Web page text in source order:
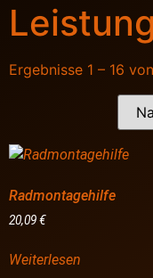
Leistung
Ergebnisse 1 – 16
Radmontagehilfe
20,09€
Weiterlesen